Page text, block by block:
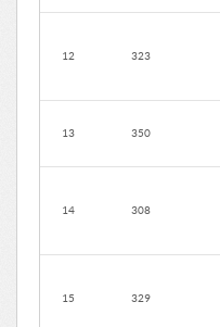
12 323
13 350
14 308
15 329